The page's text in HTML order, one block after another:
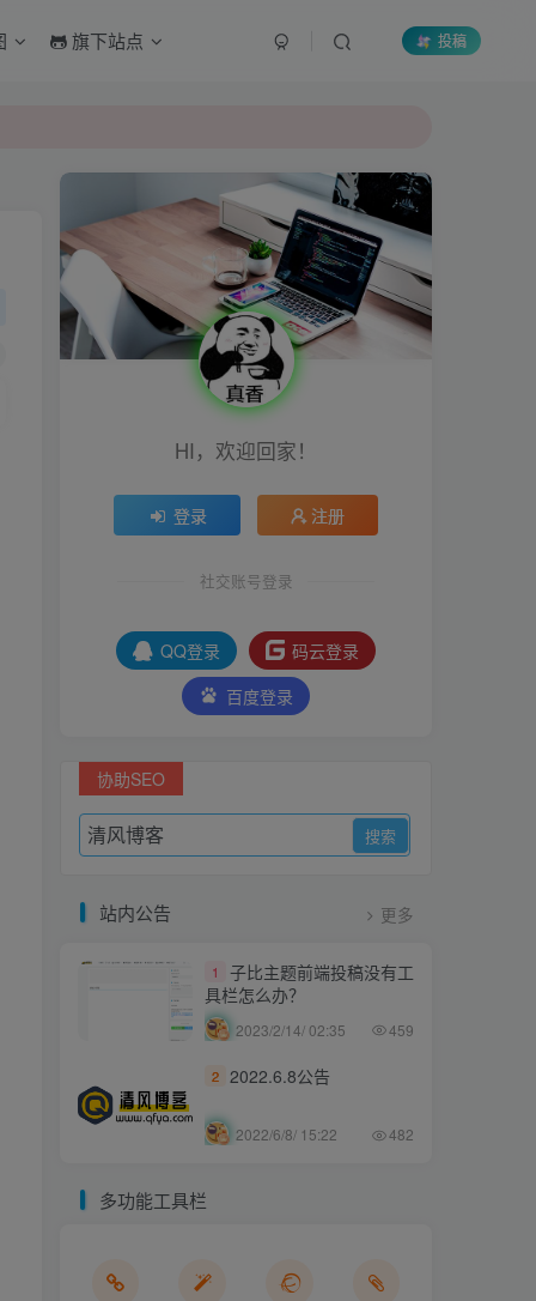
旗下站点 投稿
HI，欢迎回家！
登录 注册
社交账号登录
QQ登录
码云登录
百度登录
协助SEO
站内公告 更多
1
子比主题前端投稿没有工
具栏怎么办？
2023/2/14/ 02:35 459
2 2022.6.8公告
2022/6/8/ 15:22 482
多功能工具栏